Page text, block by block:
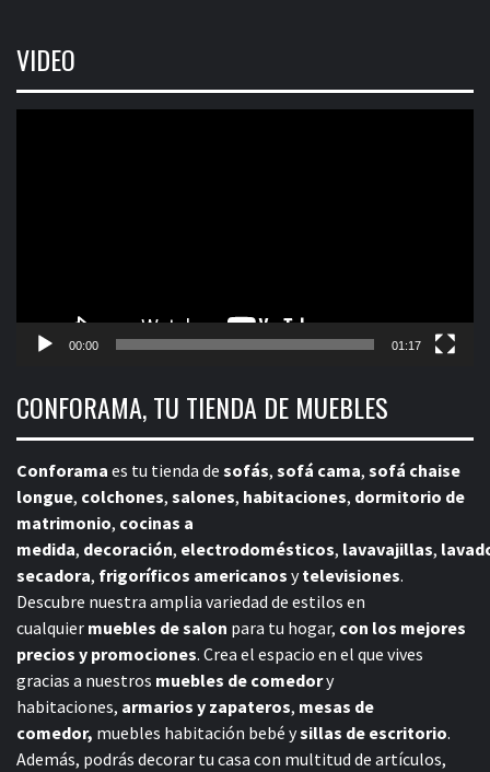
VIDEO
00:00 01:17
CONFORAMA, TU TIENDA DE MUEBLES
Conforama es tu tienda de sofás, sofá cama, sofá chaise
longue, colchones, salones, habitaciones, dormitorio de
matrimonio, cocinas a
medida, decoración, electrodomésticos, lavavajillas,
secadora, frigoríficos americanos ytelevisiones.
Descubre nuestra amplia variedad de estilos en
cualquier muebles de salon para tu hogar, con los mejores
precios y promociones. Crea el espacio en el que vives
gracias a nuestros muebles de comedory
habitaciones, armarios y zapateros, mesas de
comedor, muebles habitación bebé ysillas de escritorio.
Además, podrás decorar tu casa con multitud de artículos,